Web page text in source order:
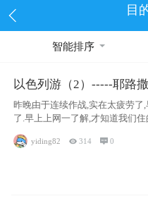
目
智能排序
以色列游（2）-----耶路撒
昨晚由于连续作战,实在太疲劳了
了.早上上网一了解,才知道我们
yiding82  314 0